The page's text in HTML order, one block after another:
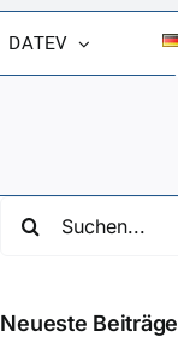
DATEV
nach:
Neueste Beiträge